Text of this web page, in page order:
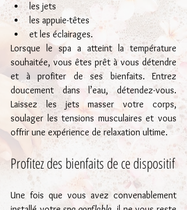
les jets
les appuie-têtes
et les éclairages.
Lorsque le spa a atteint la température
souhaitée, vous êtes prêt à vous détendre
et à profiter de ses bienfaits. Entrez
doucement dans l’eau, détendez-vous.
Laissez les jets masser votre corps,
soulager les tensions musculaires et vous
offrir une expérience de relaxation ultime.
Profitez des bienfaits de ce dispositif
Une fois que vous avez convenablement